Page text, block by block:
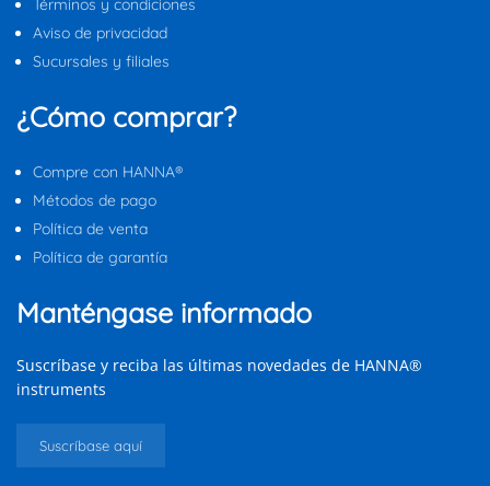
Términos y condiciones
Aviso de privacidad
Sucursales y filiales
¿Cómo comprar?
Compre con HANNA®
Métodos de pago
Política de venta
Política de garantía
Manténgase informado
Suscríbase y reciba las últimas novedades de HANNA®
instruments
Suscríbase aquí